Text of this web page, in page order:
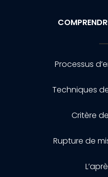
Processus
Techniques
Critère
Rupture de